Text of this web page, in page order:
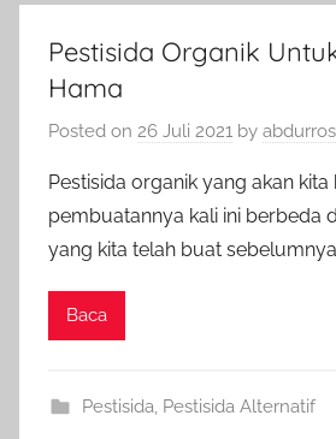
Pestisida Organik
Hama
Posted on 26 Juli 2021 by
Pestisida organik yang akan kita
pembuatannya kali ini berbeda
yang kita telah buat
Baca
Pestisida Pestisida Alternatif